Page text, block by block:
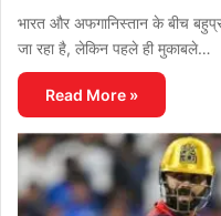
भारत और अफगानिस्तान के बीच
जा रहा है, लेकिन पहले ही मुकाबले…
Read More »